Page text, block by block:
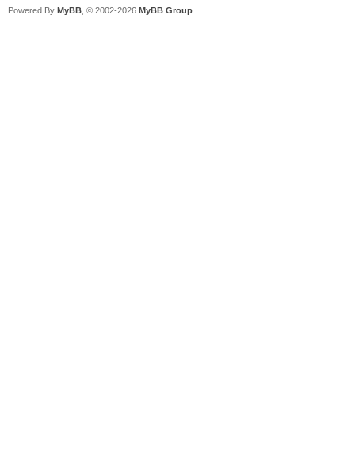
Powered By MyBB , © 2002-2026 MyBB Group